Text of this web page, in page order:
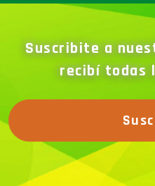
Suscribite a
recibí todas